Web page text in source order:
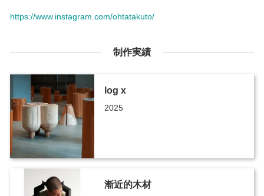
https://www.instagram.com/ohtatakuto/
制作実績
log x
2025
漸近的木材